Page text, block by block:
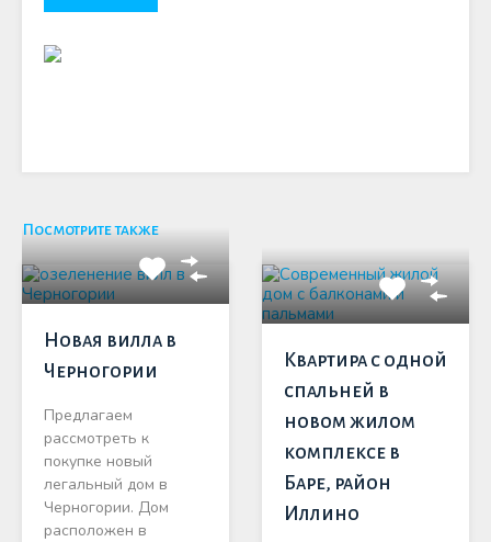
Посмотрите также
Новая вилла в
Черногории
Предлагаем
рассмотреть к
покупке новый
легальный дом в
Черногории. Дом
расположен в
Квартира с одной
спальней в
новом жилом
комплексе в
Баре, район
Иллино